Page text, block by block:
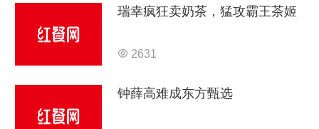
瑞幸疯狂卖奶茶，猛攻霸王茶姬
2631
钟薛高难成东方甄选